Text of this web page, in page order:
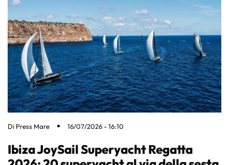
Di Press Mare 16/07/2026 - 16:10
Ibiza JoySail Superyacht Regatta